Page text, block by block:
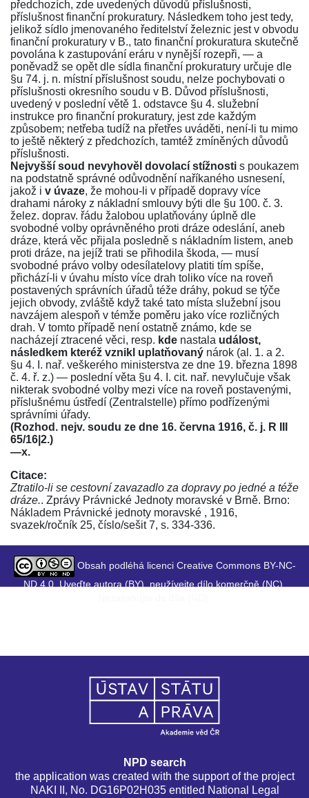
předchozích, zde uvedených důvodů příslušnosti,
příslušnost finanční prokuratury. Následkem toho jest tedy,
jelikož sídlo jmenovaného ředitelství železnic jest v obvodu
finanční prokuratury v B., tato finanční prokuratura skutečně
povolána k zastupování eráru v nynější rozepři, — a
poněvadž se opět dle sídla finanční prokuratury určuje dle
§u 74. j. n. místní příslušnost soudu, nelze pochybovati o
příslušnosti okresního soudu v B. Důvod příslušnosti,
uvedený v poslední větě 1. odstavce §u 4. služební
instrukce pro finanční prokuratury, jest zde každým
způsobem; netřeba tudíž na přetřes uváděti, není-li tu mimo
to ještě některý z předchozích, tamtéž zmíněných důvodů
příslušnosti.
Nejvyšší soud nevyhověl dovolací stížnosti s poukazem
na podstatně správné odůvodnění naříkaného usnesení,
jakož i v úvaze, že mohou-li v případě dopravy více
drahami nároky z nákladní smlouvy býti dle §u 100. č. 3.
želez. doprav. řádu žalobou uplatňovány úplně dle
svobodné volby oprávněného proti dráze odeslání, aneb
dráze, která věc přijala posledně s nákladním listem, aneb
proti dráze, na jejíž trati se přihodila škoda, — musí
svobodné právo volby odesílatelovy platiti tím spíše,
přichází-li v úvahu místo více drah toliko více na roveň
postavených správních úřadů téže dráhy, pokud se týče
jejich obvody, zvláště když také tato místa služební jsou
navzájem alespoň v témže poměru jako více rozličných
drah. V tomto případě není ostatně známo, kde se
nacházejí ztracené věci, resp. kde nastala událost,
následkem kteréž vznikl uplatňovaný nárok (al. 1. a 2.
§u 4. I. nař. veškerého ministerstva ze dne 19. března 1898
č. 4. ř. z.) — poslední věta §u 4. I. cit. nař. nevylučuje však
nikterak svobodné volby mezi více na roveň postavenými,
příslušnému ústředí (Zentralstelle) přímo podřízenými
správními úřady.
(Rozhod. nejv. soudu ze dne 16. června 1916, č. j. R III
65/16|2.)
—x.
Citace:
Ztratilo-li se cestovní zavazadlo za dopravy po jedné a téže
dráze.. Zprávy Právnické Jednoty moravské v Brně. Brno:
Nákladem Právnické jednoty moravské , 1916,
svazek/ročník 25, číslo/sešit 7, s. 334-336.
Obsah podléhá licenci Creative Commons BY-NC-
ND 4.0. Uveďte autora (BY), neužívejte dílo komerčně (NC),
NPD search
the application was created with the support of the project
NAKI II, No. DG16P02H035 entitled National Legal